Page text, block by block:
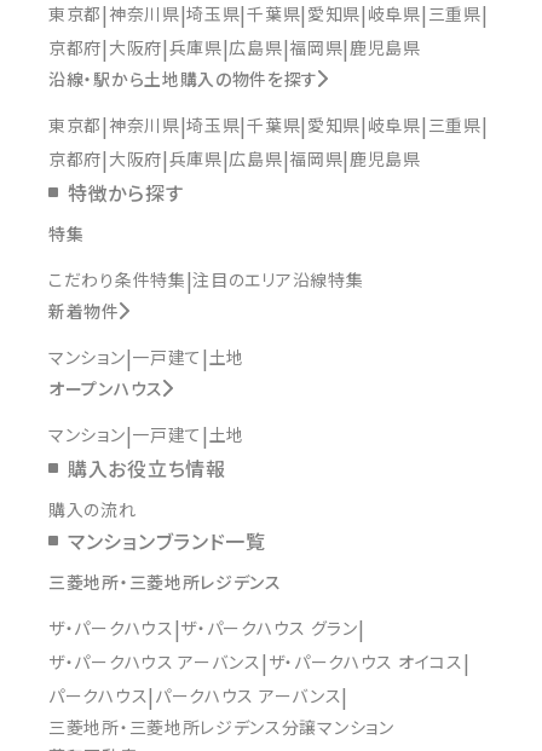
東京都 神奈川県 埼玉県 千葉県 愛知県 岐阜県 三重県
京都府 大阪府 兵庫県 広島県 福岡県 鹿児島県
沿線・駅から土地購入の物件を探す
東京都 神奈川県 埼玉県 千葉県 愛知県 岐阜県 三重県
京都府 大阪府 兵庫県 広島県 福岡県 鹿児島県
特徴から探す
特集
こだわり条件特集 注目のエリア沿線特集
新着物件
マンション 一戸建て 土地
オープンハウス
マンション 一戸建て 土地
購入お役立ち情報
購入の流れ
マンションブランド一覧
三菱地所・三菱地所レジデンス
ザ・パークハウス ザ・パークハウス グラン
ザ・パークハウス アーバンス ザ・パークハウス オイコス
パークハウス パークハウス アーバンス
三菱地所・三菱地所レジデンス分譲マンション